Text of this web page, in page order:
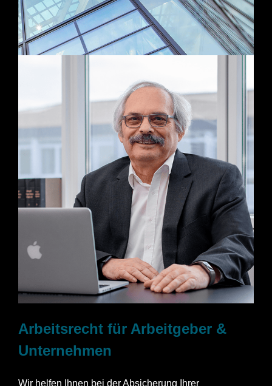
Arbeitsrecht für Arbeitgeber &
Unternehmen
Wir helfen Ihnen bei der Absicherung Ihrer